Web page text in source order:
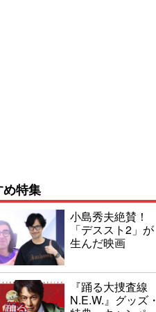
特集
小島秀夫絶賛！
「デススト2」が
生んだ映画
『踊る大捜査線
N.E.W.』グッズ・